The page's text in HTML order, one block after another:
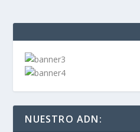
NUESTRO ADN: